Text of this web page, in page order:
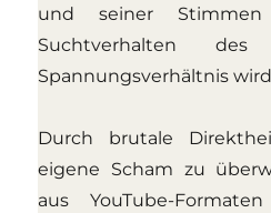
und seiner
Suchtverhalten
Spannungsverhältnis
Durch brutale
eigene Scham zu
aus YouTube-